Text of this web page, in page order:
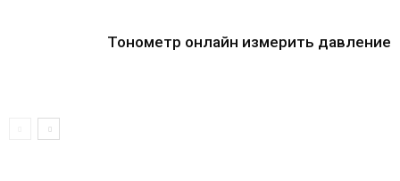
Тонометр онлайн измерить давление